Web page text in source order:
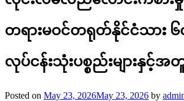
တရားမဝင်တရုတ်နိုင်ငံသား ၆
လုပ်ငန်းသုံးပစ္စည်းများနှင့်အ
Posted on May 23, 2026May 23, 2026 by